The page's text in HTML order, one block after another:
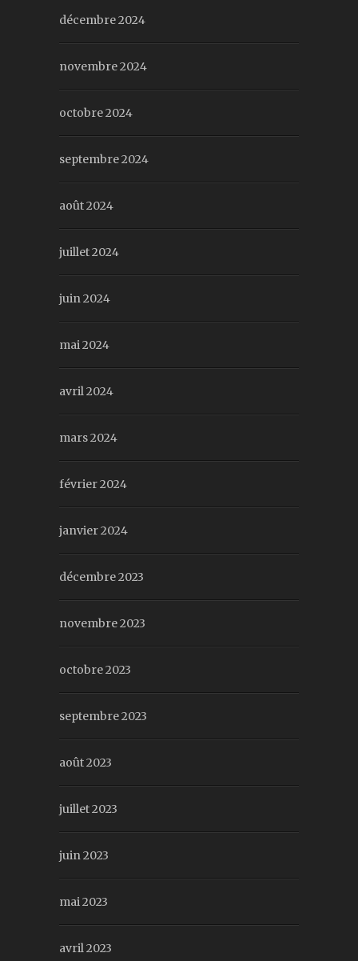
décembre 2024
novembre 2024
octobre 2024
septembre 2024
août 2024
juillet 2024
juin 2024
mai 2024
avril 2024
mars 2024
février 2024
janvier 2024
décembre 2023
novembre 2023
octobre 2023
septembre 2023
août 2023
juillet 2023
juin 2023
mai 2023
avril 2023